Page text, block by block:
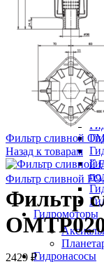
Гидромоторы
Гидронасосы
Фильтр сливной
Назад к товарам
Фильтр сливной
Фильтр
2429 ₽